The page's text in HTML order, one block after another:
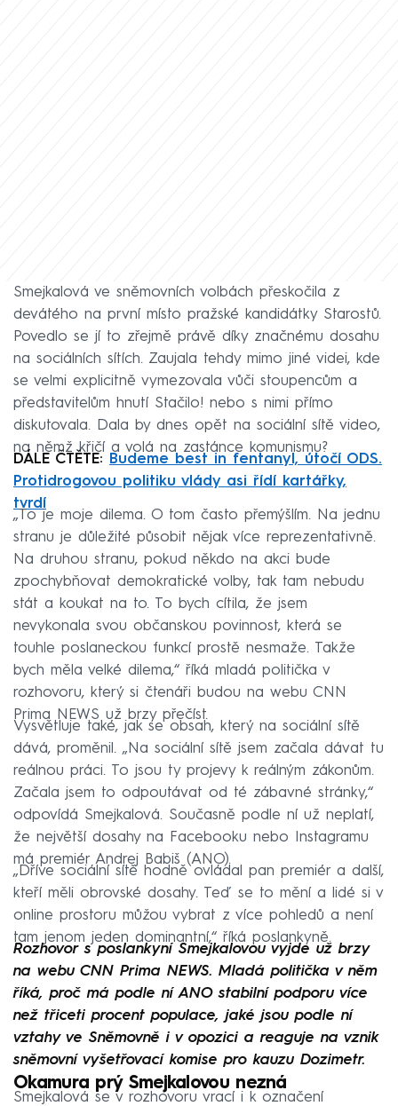
Smejkalová ve sněmovních volbách přeskočila z
devátého na první místo pražské kandidátky Starostů.
Povedlo se jí to zřejmě právě díky značnému dosahu
na sociálních sítích. Zaujala tehdy mimo jiné videi, kde
se velmi explicitně vymezovala vůči stoupencům a
představitelům hnutí Stačilo! nebo s nimi přímo
diskutovala. Dala by dnes opět na sociální sítě video,
na němž křičí a volá na zastánce komunismu?
DÁLE ČTĚTE:
Budeme best in fentanyl, útočí ODS.
Protidrogovou politiku vlády asi řídí kartářky,
tvrdí
„To je moje dilema. O tom často přemýšlím. Na jednu
stranu je důležité působit nějak více reprezentativně.
Na druhou stranu, pokud někdo na akci bude
zpochybňovat demokratické volby, tak tam nebudu
stát a koukat na to. To bych cítila, že jsem
nevykonala svou občanskou povinnost, která se
touhle poslaneckou funkcí prostě nesmaže. Takže
bych měla velké dilema,“ říká mladá politička v
rozhovoru, který si čtenáři budou na webu CNN
Prima NEWS už brzy přečíst.
Vysvětluje také, jak se obsah, který na sociální sítě
dává, proměnil. „Na sociální sítě jsem začala dávat tu
reálnou práci. To jsou ty projevy k reálným zákonům.
Začala jsem to odpoutávat od té zábavné stránky,“
odpovídá Smejkalová. Současně podle ní už neplatí,
že největší dosahy na Facebooku nebo Instagramu
má premiér Andrej Babiš (ANO).
„Dříve sociální sítě hodně ovládal pan premiér a další,
kteří měli obrovské dosahy. Teď se to mění a lidé si v
online prostoru můžou vybrat z více pohledů a není
tam jenom jeden dominantní,“ říká poslankyně.
Rozhovor s poslankyní Smejkalovou vyjde už brzy
na webu CNN Prima NEWS. Mladá politička v něm
říká, proč má podle ní ANO stabilní podporu více
než třiceti procent populace, jaké jsou podle ní
vztahy ve Sněmovně i v opozici a reaguje na vznik
sněmovní vyšetřovací komise pro kauzu Dozimetr.
Okamura prý Smejkalovou nezná
Smejkalová se v rozhovoru vrací i k označení